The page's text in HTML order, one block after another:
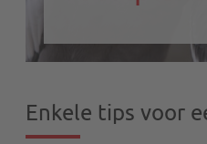
Enkele tips voor